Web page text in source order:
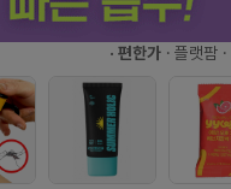
· 편한가 · 플랫팜